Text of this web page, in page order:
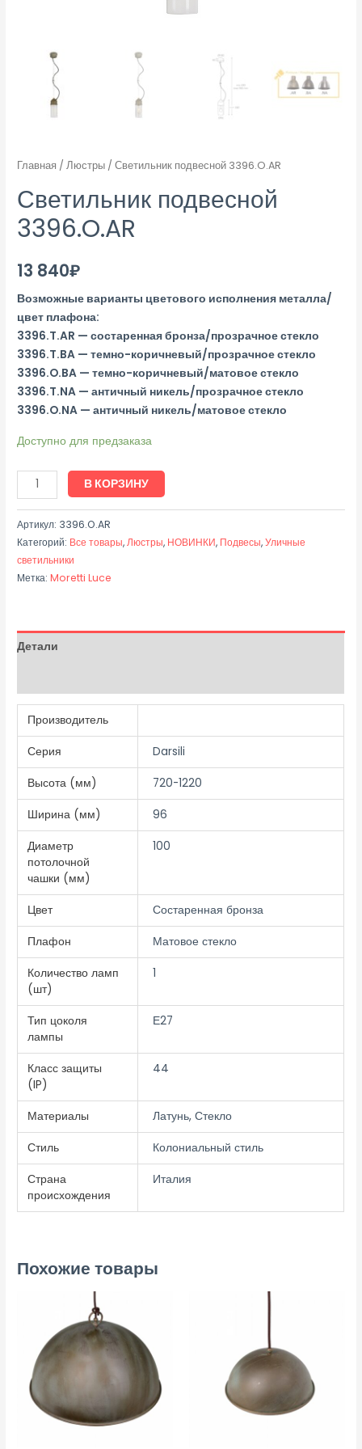
Главная /Люстры / Светильник подвесной 3396.O.AR
Светильник подвесной
3396.O.AR
13 840₽
Возможные варианты цветового исполнения металла/
цвет плафона:
3396.T.AR — состаренная бронза/прозрачное стекло
3396.T.BA — темно-коричневый/прозрачное стекло
3396.O.BA — темно-коричневый/матовое стекло
3396.T.NA — античный никель/прозрачное стекло
3396.O.NA — античный никель/матовое стекло
Доступно для предзаказа
В КОРЗИНУ
Артикул: 3396.O.AR
Категорий: Все товары,Люстры, НОВИНКИ, Подвесы,Уличные
светильники
Метка:Moretti Luce
Детали
Производитель
Серия Darsili
Высота (мм) 720-1220
Ширина (мм) 96
Диаметр
потолочной
чашки (мм)
100
Цвет Состаренная бронза
Плафон Матовое стекло
Количество ламп
(шт)
1
Тип цоколя
лампы
Е27
Класс защиты
(IP)
44
Материалы Латунь, Стекло
Стиль Колониальный стиль
Страна
происхождения
Италия
Похожие товары